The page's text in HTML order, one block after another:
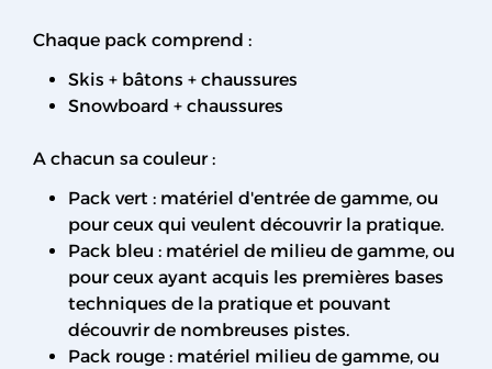
Chaque pack comprend :
Skis + bâtons + chaussures
Snowboard + chaussures
A chacun sa couleur :
Pack vert : matériel d'entrée de gamme, ou
pour ceux qui veulent découvrir la pratique.
Pack bleu : matériel de milieu de gamme, ou
pour ceux ayant acquis les premières bases
techniques de la pratique et pouvant
découvrir de nombreuses pistes.
Pack rouge : matériel milieu de gamme, ou